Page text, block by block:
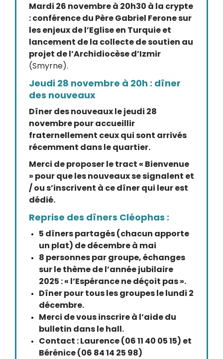
Mardi 26 novembre à 20h30 à la crypte
: conférence du Père Gabriel Ferone sur
les enjeux de l’Eglise en Turquie et
lancement de la collecte de soutien au
projet de l’Archidiocèse d’Izmir
(Smyrne).
Jeudi 28 novembre à 20h : dîner
des nouveaux
Dîner des nouveaux le jeudi 28
novembre pour accueillir
fraternellement ceux qui sont arrivés
récemment dans le quartier.
Merci de proposer le tract « Bienvenue
» pour que les nouveaux se signalent et
/ ou s’inscrivent à ce dîner qui leur est
dédié.
Reprise des dîners Cléophas :
5 dîners partagés (chacun apporte
un plat) de décembre à mai
8 personnes par groupe, échanges
sur le thème de l’année jubilaire
2025 : « l’Espérance ne déçoit pas ».
Dîner pour tous les groupes le lundi 2
décembre.
Merci de vous inscrire à l’aide du
bulletin dans le hall.
Contact : Laurence (06 11 40 05 15) et
Bérénice (06 84 14 25 98)